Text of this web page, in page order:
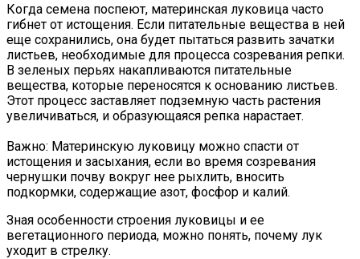
Когда семена поспеют, материнская луковица часто
гибнет от истощения. Если питательные вещества в ней
еще сохранились, она будет пытаться развить зачатки
листьев, необходимые для процесса созревания репки.
В зеленых перьях накапливаются питательные
вещества, которые переносятся к основанию листьев.
Этот процесс заставляет подземную часть растения
увеличиваться, и образующаяся репка нарастает.
Важно: Материнскую луковицу можно спасти от
истощения и засыхания, если во время созревания
чернушки почву вокруг нее рыхлить, вносить
подкормки, содержащие азот, фосфор и калий.
Зная особенности строения луковицы и ее
вегетационного периода, можно понять, почему лук
уходит в стрелку.